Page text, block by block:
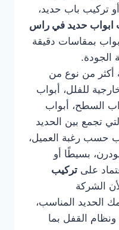
تركيب باب حديد،
ابواب حديد في راس
بمقاسات دقيقة
الجودة.
أكثر من نوع من
للفلل، أبواب
السطح، أبواب
تجمع بين الحديد
حسب رغبة العميل،
بسيطًا أو
على تركيب
الشركة
الحديد المناسب،
القفل بما